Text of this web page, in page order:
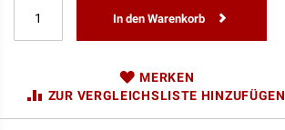
In den Warenkorb
MERKEN
ZUR VERGLEICHSLISTE HINZUFÜGEN